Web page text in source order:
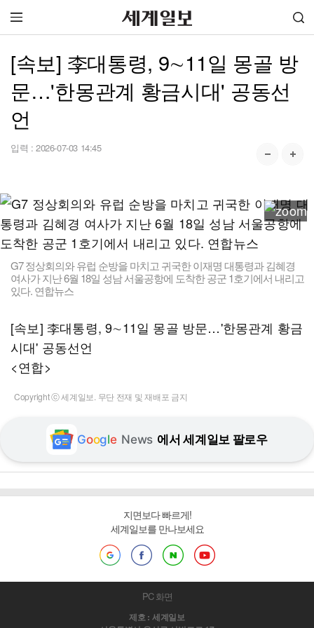
[속보] 李대통령, 9∼11일 몽골 방
문…'한몽관계 황금시대' 공동선
언
입력 : 2026-07-03 14:45
G7 정상회의와 유럽 순방을 마치고 귀국한 이재명 대통령과 김혜경
여사가 지난 6월 18일 성남 서울공항에 도착한 공군 1호기에서 내리고
있다. 연합뉴스
[속보] 李대통령, 9∼11일 몽골 방문…'한몽관계 황금
시대' 공동선언
<연합>
Copyright ⓒ 세계일보. 무단 전재 및 재배포 금지
Google News 에서 세계일보 팔로우
지면보다 빠르게!
세계일보를 만나보세요
PC 화면
제호 : 세계일보